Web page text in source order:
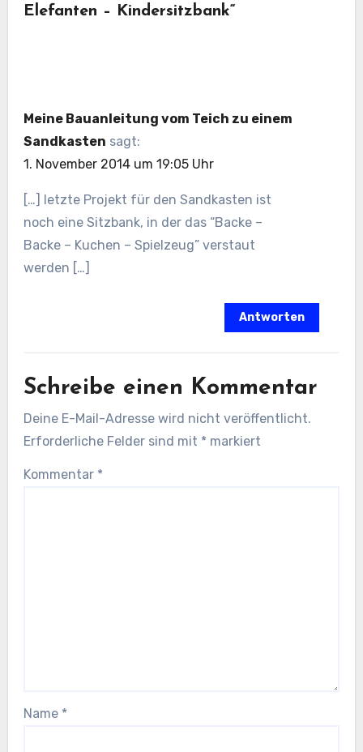
Elefanten – Kindersitzbank“
Meine Bauanleitung vom Teich zu einem
Sandkasten sagt:
1. November 2014 um 19:05 Uhr
[…] letzte Projekt für den Sandkasten ist
noch eine Sitzbank, in der das “Backe –
Backe – Kuchen – Spielzeug” verstaut
werden […]
Antworten
Schreibe einen Kommentar
Deine E-Mail-Adresse wird nicht veröffentlicht.
Erforderliche Felder sind mit * markiert
Kommentar *
Name *